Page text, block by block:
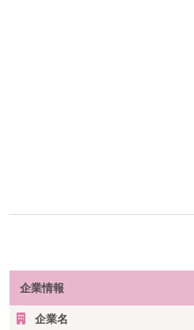
企業情報
企業名